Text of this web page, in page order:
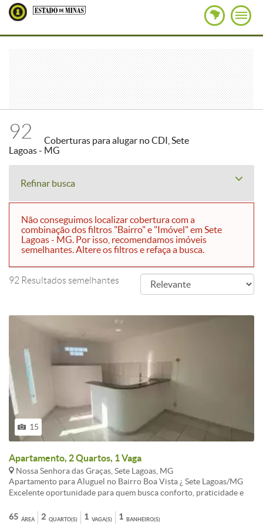
92
Coberturas para alugar no CDI, Sete
Lagoas - MG
Refinar busca
Não conseguimos localizar cobertura com a
combinação dos filtros "Bairro" e "Imóvel" em Sete
Lagoas - MG. Por isso, recomendamos imóveis
semelhantes. Altere os filtros e refaça a busca.
92 Resultados semelhantes
15
Apartamento, 2 Quartos, 1 Vaga
Nossa Senhora das Graças, Sete Lagoas, MG
Apartamento para Aluguel no Bairro Boa Vista ¿ Sete Lagoas/MG
Excelente oportunidade para quem busca conforto, praticidade e
distribuídos, oferecendo: 2 quartos 1 banheiro 1 vaga de garagem
ÁREA
65 QUARTO(S)
2 VAGA(S)
1 BANHEIRO(S)
1